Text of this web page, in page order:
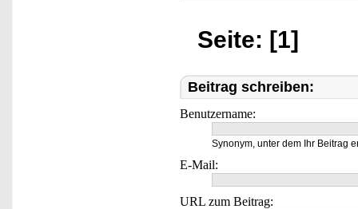
Seite: [1]
Beitrag schreiben:
Benutzername:
Synonym, unter dem Ihr Beitrag
E-Mail:
URL zum Beitrag: